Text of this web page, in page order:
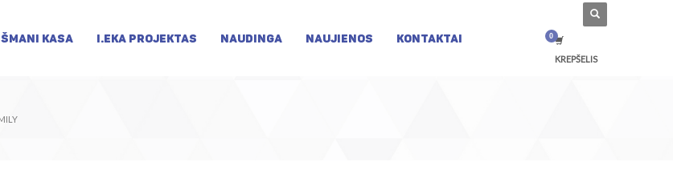
KASA I.EKA PROJEKTAS NAUDINGA NAUJIENOS
KONTAKTAI
KREPŠELIS